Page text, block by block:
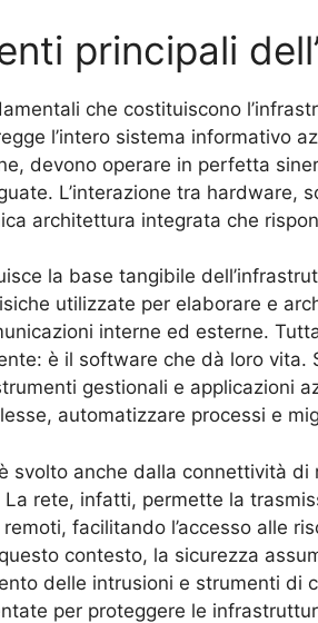
principali
che costituiscono
l’intero sistema informativo
devono operare in perfetta
L’interazione tra hardware,
architettura integrata che
la base tangibile
utilizzate per elaborare e
interne ed esterne.
è il software che dà loro vita.
gestionali e applicazioni
automatizzare processi e
svolto anche dalla connettività
La rete, infatti, permette la
facilitando l’accesso alle
contesto, la sicurezza
delle intrusioni e strumenti di
per proteggere le